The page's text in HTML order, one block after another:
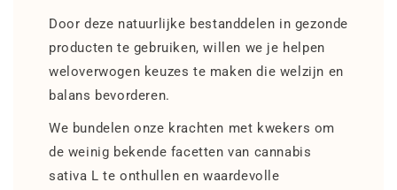
Door deze natuurlijke bestanddelen in gezonde
producten te gebruiken, willen we je helpen
weloverwogen keuzes te maken die welzijn en
balans bevorderen.
We bundelen onze krachten met kwekers om
de weinig bekende facetten van cannabis
sativa L te onthullen en waardevolle